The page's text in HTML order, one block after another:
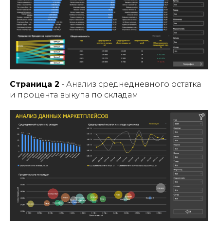
Страница 2 - Анализ среднедневного остатка
и процента выкупа по складам